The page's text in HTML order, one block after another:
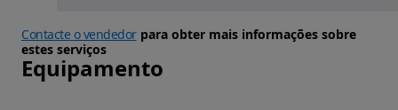
Contacte o vendedorpara obter mais informações sobre
estes serviços
Equipamento